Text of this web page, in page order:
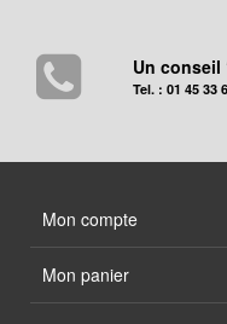
Un conseil
Tel. : 01 45 33
Mon compte
Mon panier